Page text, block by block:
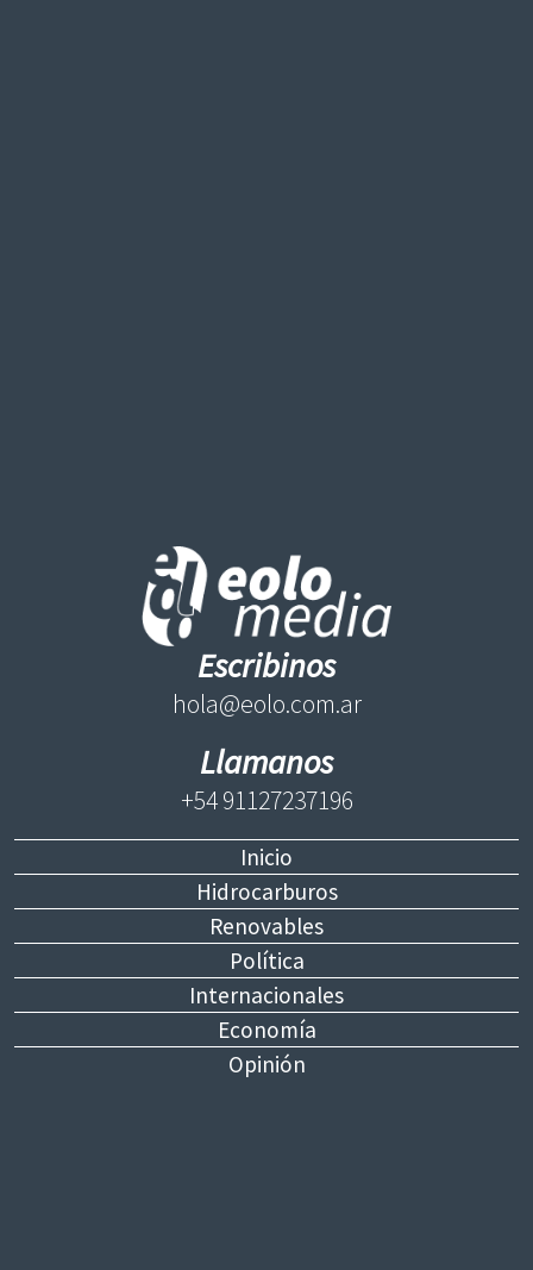
Escribinos
hola@eolo.com.ar
Llamanos
+54 91127237196
Inicio
Hidrocarburos
Renovables
Política
Internacionales
Economía
Opinión